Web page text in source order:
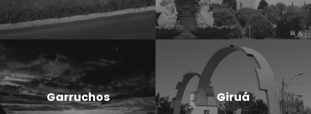
Garruchos Giruá